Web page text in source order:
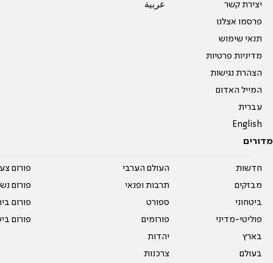
יצירת קשר
פרסמו אצלנו
תנאי שימוש
מדיניות פרטיות
הצהרת נגישות
המייל האדום
עברית
English
عربية
מדורים
חדשות
מבזקים
ביטחוני
פוליטי-מדיני
בארץ
בעולם
העולם הערבי
תרבות ופנאי
ספורט
פורומים
יהדות
צרכנות
פורום
פורום
פורום
פורום